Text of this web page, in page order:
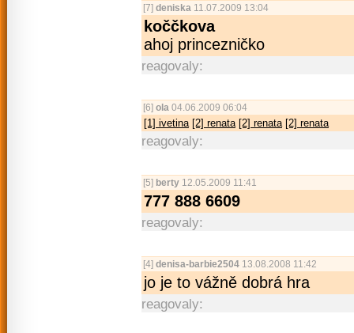
[7] deniska 11.07.2009 13:04
koččkova
ahoj princezničko
reagovaly:
[6] ola 04.06.2009 06:04
[1] ivetina [2] renata [2] renata [2] renata
reagovaly:
[5] berty 12.05.2009 11:41
777 888 6609
reagovaly:
[4] denisa-barbie2504 13.08.2008 11:42
jo je to vážně dobrá hra
reagovaly: